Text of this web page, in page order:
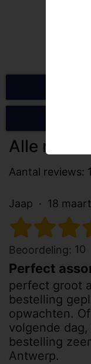
Alle
Aantal reviews: 1
Jaap 18
Beoordeling: 10
Perfect
perfect groot
bestelling
opwachten.
volgende
bestelling
Antwerp.